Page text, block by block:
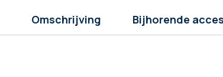
Omschrijving Bijhorende